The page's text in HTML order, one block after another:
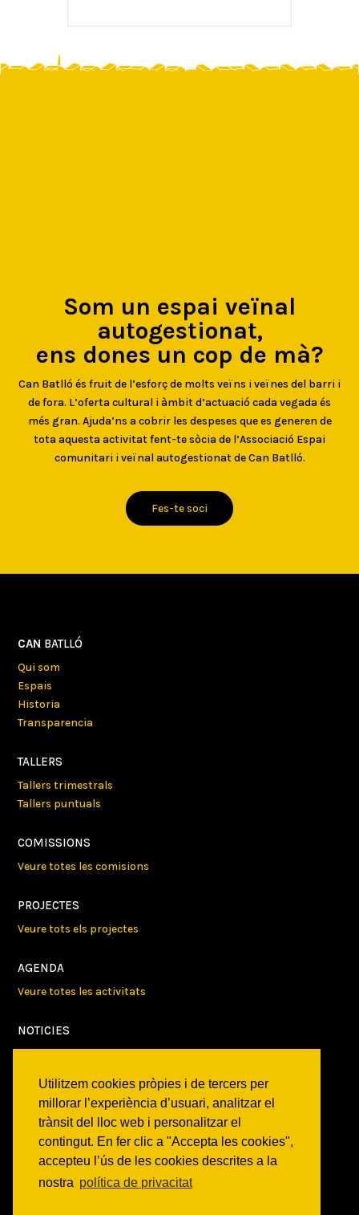
Utilitzem cookies pròpies i de tercers per
millorar l’experiència d’usuari, analitzar el
trànsit del lloc web i personalitzar el
contingut. En fer clic a "Accepta les cookies",
accepteu l’ús de les cookies descrites a la
nostra política de privacitat
Som un espai veïnal
autogestionat,
ens dones un cop de mà?
Can Batlló és fruit de l’esforç de molts veïns i veïnes del barri i
de fora. L’oferta cultural i àmbit d’actuació cada vegada és
més gran. Ajuda’ns a cobrir les despeses que es generen de
tota aquesta activitat fent-te sòcia de l’Associació Espai
comunitari i veïnal autogestionat de Can Batlló.
Fes-te soci
CAN BATLLÓ
Qui som
Espais
Historia
Transparencia
TALLERS
Tallers trimestrals
Tallers puntuals
COMISSIONS
Veure totes les comisions
PROJECTES
Veure tots els projectes
AGENDA
Veure totes les activitats
NOTICIES
Victories
ON SOM?
c/ Constitució 19
08014 Barcelona